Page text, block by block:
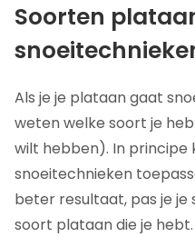
Soorten
Als je je plataan gaat
weten welke soort je
wilt hebben). In principe
snoeitechnieken
beter resultaat, pas je je
soort plataan die je hebt.